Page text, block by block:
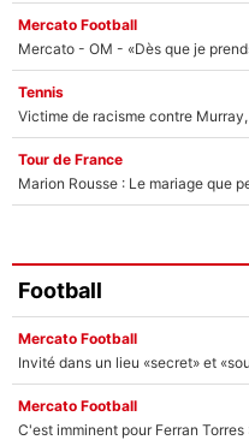
Mercato Football
Tennis
Tour de France
Marion Rousse : Le mariage que
Football
Mercato Football
Mercato Football